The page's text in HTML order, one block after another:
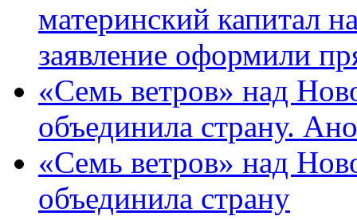
материнский капитал
заявление оформили
«Семь ветров» над
объединила страну.
«Семь ветров» над
объединила страну